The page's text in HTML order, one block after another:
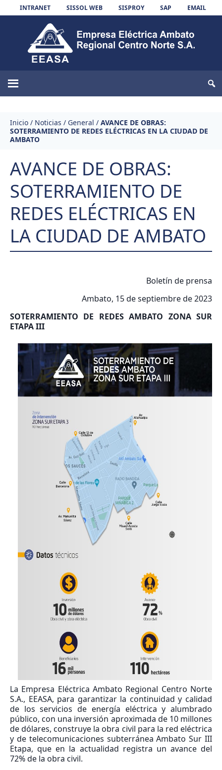
Skip to content
INTRANET SISSOL WEB SISPROY SAP EMAIL
EEASA
Inicio / Noticias / General / AVANCE DE OBRAS:
SOTERRAMIENTO DE REDES ELÉCTRICAS EN LA CIUDAD DE
AMBATO
AVANCE DE OBRAS:
SOTERRAMIENTO DE
REDES ELÉCTRICAS EN
LA CIUDAD DE AMBATO
Boletín de prensa
Ambato, 15 de septiembre de 2023
SOTERRAMIENTO DE REDES AMBATO ZONA SUR
ETAPA III
La Empresa Eléctrica Ambato Regional Centro Norte
S.A., EEASA, para garantizar la continuidad y calidad
de los servicios de energía eléctrica y alumbrado
público, con una inversión aproximada de 10 millones
de dólares, construye la obra civil para la red eléctrica
y de telecomunicaciones subterránea Ambato Sur III
Etapa, que en la actualidad registra un avance del
72% de la obra civil.